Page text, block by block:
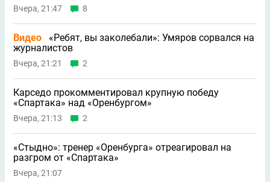
Вчера, 21:47 8
Видео
«Ребят, вы заколебали»: Умяров сорвался на
журналистов
Вчера, 21:21 2
Карседо прокомментировал крупную победу
«Спартака» над «Оренбургом»
Вчера, 21:13 2
«Стыдно»: тренер «Оренбурга» отреагировал на
разгром от «Спартака»
Вчера, 21:07